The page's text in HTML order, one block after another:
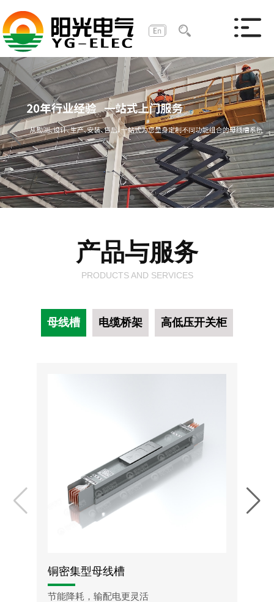
产品与服务
PRODUCTS AND SERVICES
母线槽 电缆桥架 高低压开关柜
铜密集型母线槽
节能降耗，输配电更灵活